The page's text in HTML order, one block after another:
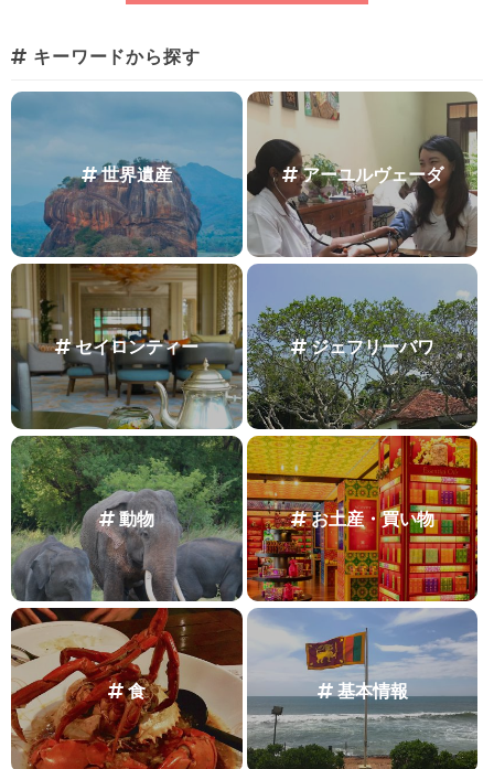
キーワードから探す
世界遺産 アーユルヴェーダ
セイロンティー ジェフリーバワ
動物 お土産・買い物
食 基本情報